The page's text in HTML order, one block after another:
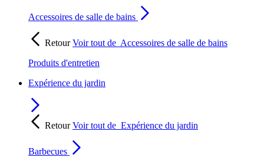
Accessoires de salle de bains
RetourVoir tout de Accessoires de salle de bains
Produits d'entretien
Expérience du jardin
RetourVoir tout de Expérience du jardin
Barbecues